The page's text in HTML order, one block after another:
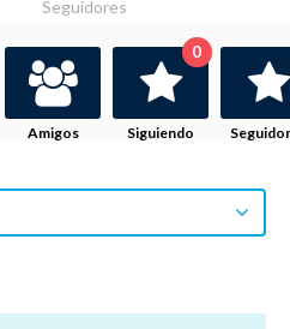
Seguidores
Amigos Siguiendo
0